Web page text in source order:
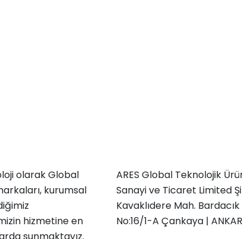
olarak Global
kurumsal
hizmetine en
ARES Global Teknolojik
Sanayi ve Ticaret Limited
Kavaklıdere Mah. Bardacık
No:16/1-A Çankaya |